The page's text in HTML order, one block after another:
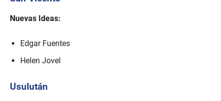
Nuevas Ideas:
Edgar Fuentes
Helen Jovel
Usulután